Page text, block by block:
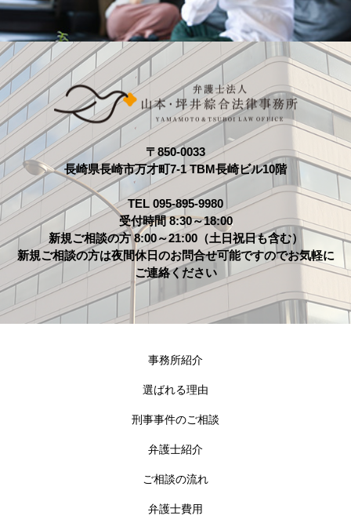
〒850-0033
長崎県長崎市万才町7-1 TBM長崎ビル10階
TEL 095-895-9980
受付時間 8:30～18:00
新規ご相談の方 8:00～21:00（土日祝日も含む）
新規ご相談の方は夜間休日のお問合せ可能ですのでお気軽に
ご連絡ください
事務所紹介
選ばれる理由
刑事事件のご相談
弁護士紹介
ご相談の流れ
弁護士費用